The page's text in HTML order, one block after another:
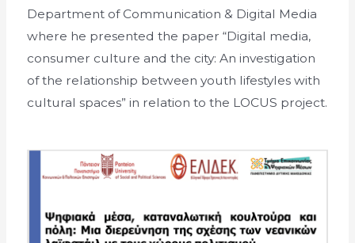
Department of Communication & Digital Media
where he presented the paper “Digital media,
consumer culture and the city: An investigation
of the relationship between youth lifestyles with
cultural spaces” in relation to the LOCUS project.